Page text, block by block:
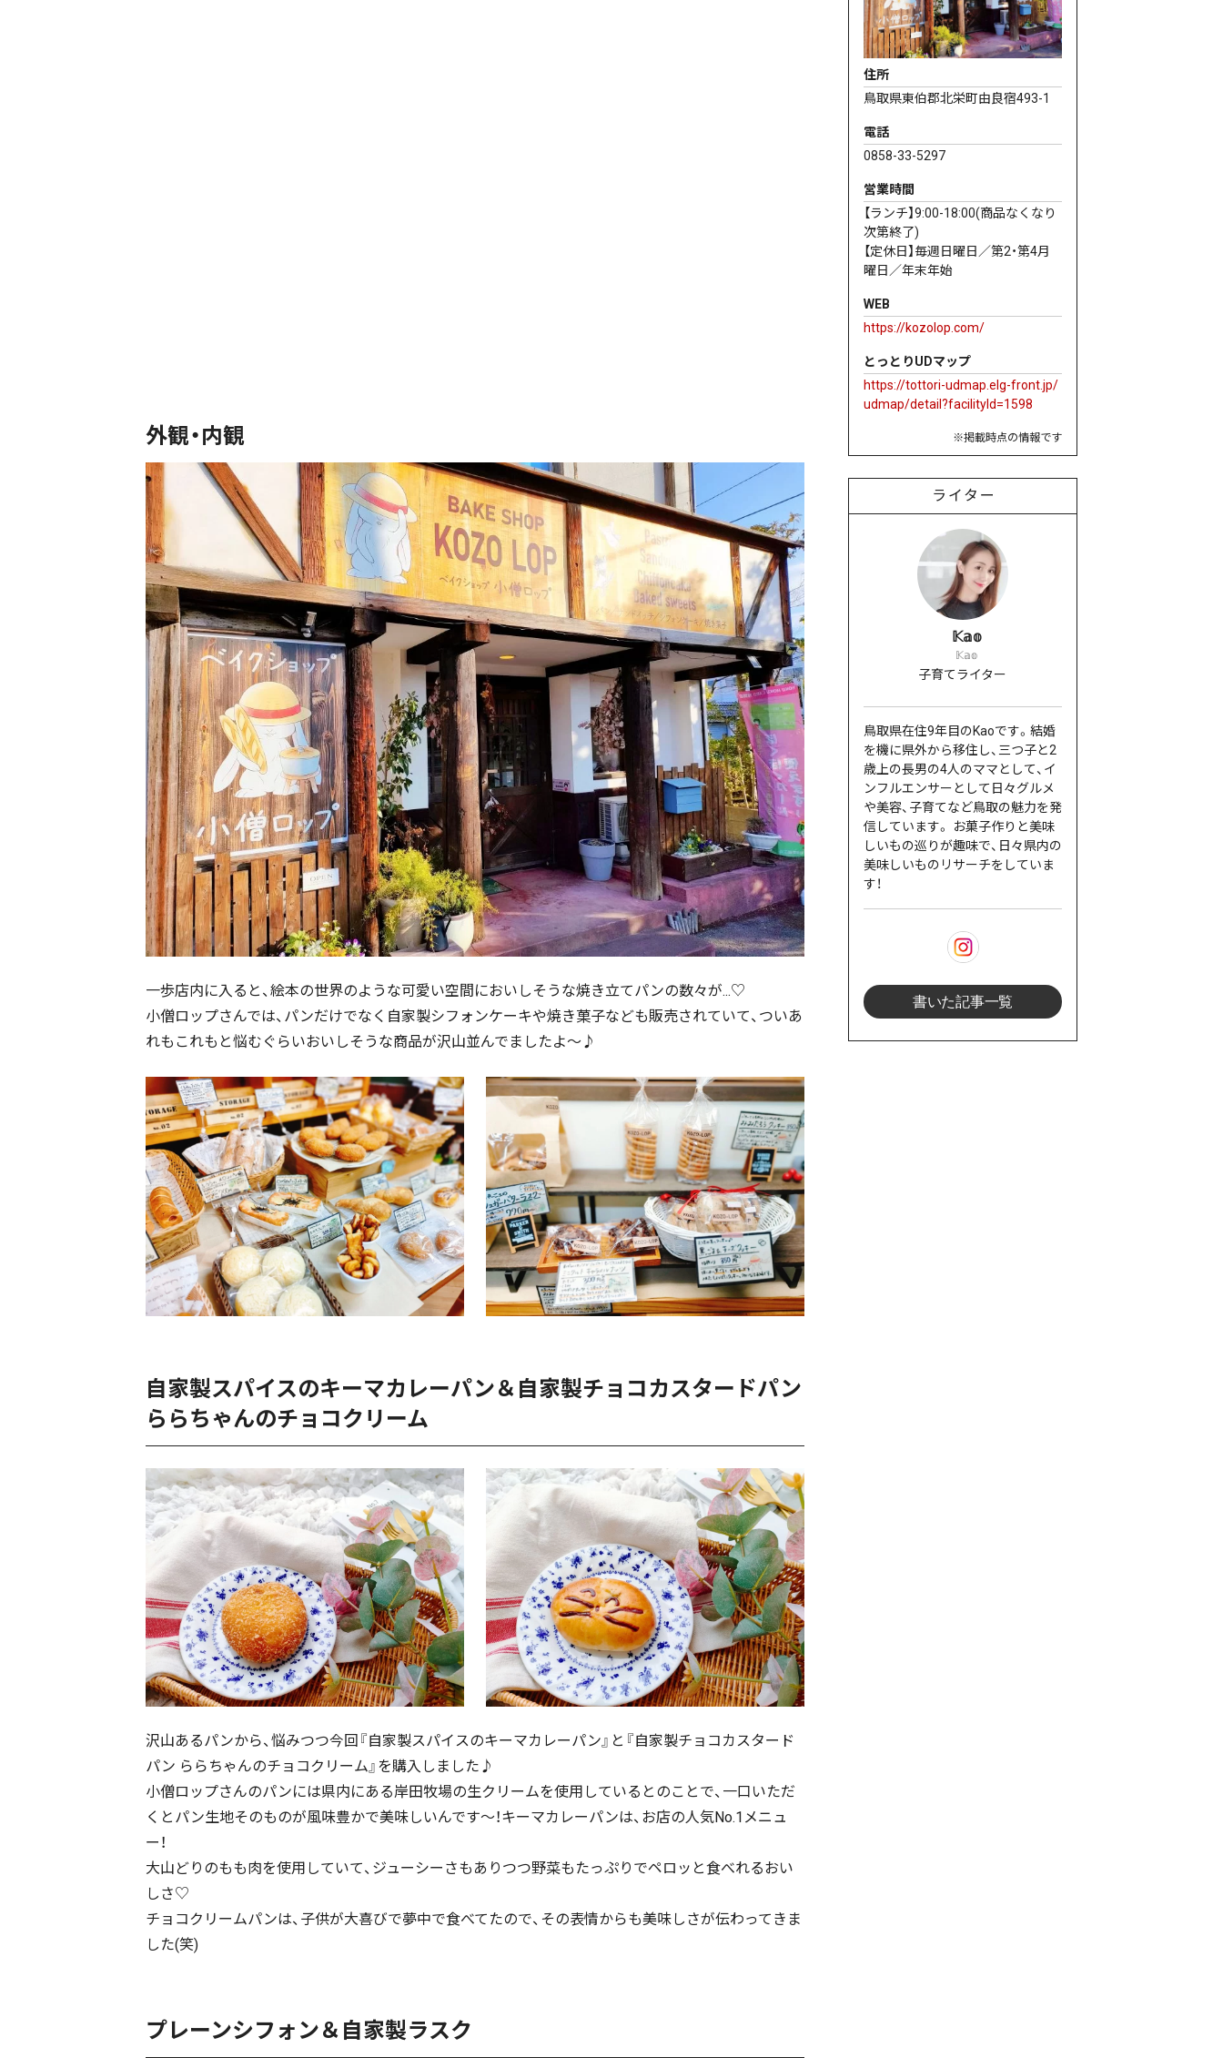
外観・内観
一歩店内に入ると、絵本の世界のような可愛い空間においしそうな焼き立てパンの数々が...♡
小僧ロップさんでは、パンだけでなく自家製シフォンケーキや焼き菓子なども販売されていて、ついあ
れもこれもと悩むぐらいおいしそうな商品が沢山並んでましたよ～♪
自家製スパイスのキーマカレーパン＆自家製チョコカスタードパン
ららちゃんのチョコクリーム
沢山あるパンから、悩みつつ今回『自家製スパイスのキーマカレーパン』と『自家製チョコカスタード
パン ららちゃんのチョコクリーム』を購入しました♪
小僧ロップさんのパンには県内にある岸田牧場の生クリームを使用しているとのことで、一口いただ
くとパン生地そのものが風味豊かで美味しいんです～！キーマカレーパンは、お店の人気No.1メニュ
ー！
大山どりのもも肉を使用していて、ジューシーさもありつつ野菜もたっぷりでペロッと食べれるおい
しさ♡
チョコクリームパンは、子供が大喜びで夢中で食べてたので、その表情からも美味しさが伝わってきま
した(笑)
プレーンシフォン＆自家製ラスク
住所
鳥取県東伯郡北栄町由良宿493-1
電話
0858-33-5297
営業時間
【ランチ】9:00-18:00(商品なくなり
次第終了)
【定休日】毎週日曜日／第2・第4月
曜日／年末年始
WEB
https://kozolop.com/
とっとりUDマップ
https://tottori-udmap.elg-front.jp/
udmap/detail?facilityId=1598
※掲載時点の情報です
ライター
𝕂𝕒𝕠
𝕂𝕒𝕠
子育てライター⠀
鳥取県在住9年目のKaoです。結婚
を機に県外から移住し、三つ子と2
歳上の長男の4人のママとして、イ
ンフルエンサーとして日々グルメ
や美容、子育てなど鳥取の魅力を発
信しています。 お菓子作りと美味
しいもの巡りが趣味で、日々県内の
美味しいものリサーチをしていま
す！
書いた記事一覧